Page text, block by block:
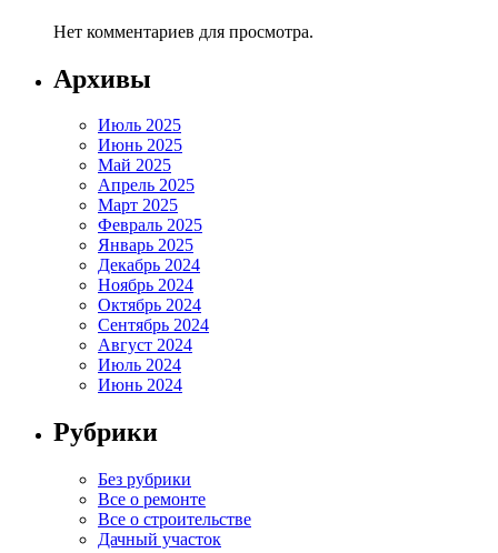
Нет комментариев для просмотра.
Архивы
Июль 2025
Июнь 2025
Май 2025
Апрель 2025
Март 2025
Февраль 2025
Январь 2025
Декабрь 2024
Ноябрь 2024
Октябрь 2024
Сентябрь 2024
Август 2024
Июль 2024
Июнь 2024
Рубрики
Без рубрики
Все о ремонте
Все о строительстве
Дачный участок